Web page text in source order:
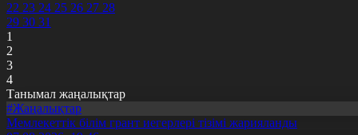
22 23 24 25 26 27 28
29 30 31
1
2
3
4
Танымал жаңалықтар
#Жаңалықтар
Мемлекеттік білім грант иегерлері тізімі жарияланды